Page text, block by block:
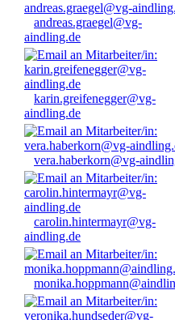
andreas.graegel@vg-
aindling.de
karin.greifenegger@vg-
aindling.de
vera.haberkorn@vg-
carolin.hintermayr@vg-
aindling.de